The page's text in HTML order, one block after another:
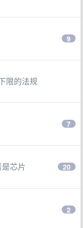
9
限的法规
7
芯片 20
2